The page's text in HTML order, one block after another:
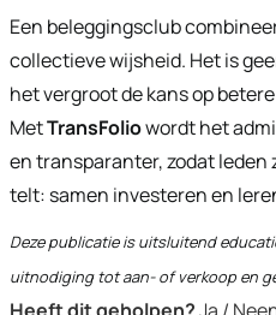
Een beleggingsclub
collectieve wijsheid. Het is
het vergroot de kans op
MetTransFoliowordt het
en transparanter, zodat
telt: samen investeren en
Deze publicatie is uitsluitend
uitnodiging tot aan- of verkoop en